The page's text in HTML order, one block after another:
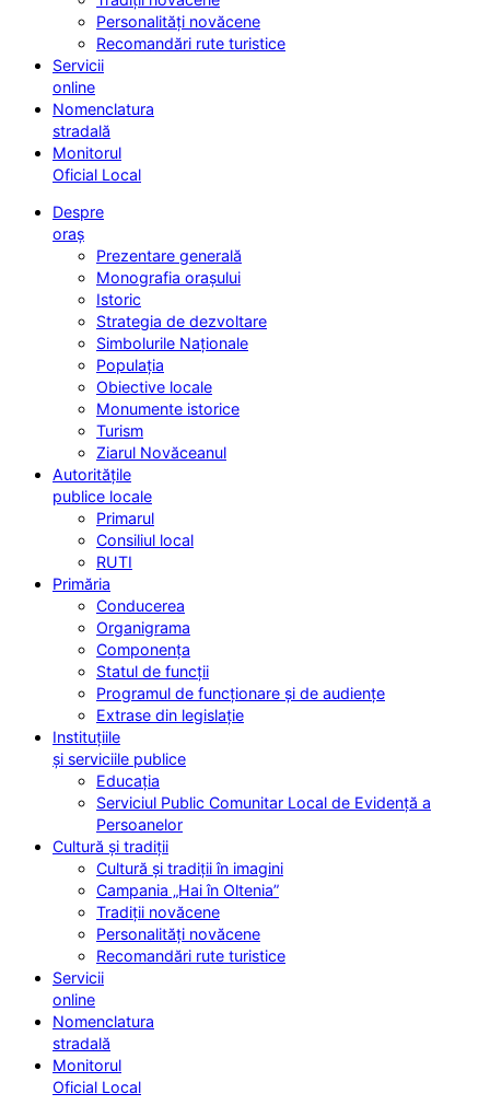
Personalități novăcene
Recomandări rute turistice
Servicii
online
Nomenclatura
stradală
Monitorul
Oficial Local
Despre
oraș
Prezentare generală
Monografia orașului
Istoric
Strategia de dezvoltare
Simbolurile Naționale
Populația
Obiective locale
Monumente istorice
Turism
Ziarul Novăceanul
Autoritățile
publice locale
Primarul
Consiliul local
RUTI
Primăria
Conducerea
Organigrama
Componența
Statul de funcții
Programul de funcționare și de audiențe
Extrase din legislație
Instituțiile
și serviciile publice
Educația
Serviciul Public Comunitar Local de Evidență a
Persoanelor
Cultură și tradiții
Cultură și tradiții în imagini
Campania „Hai în Oltenia”
Tradiții novăcene
Personalități novăcene
Recomandări rute turistice
Servicii
online
Nomenclatura
stradală
Monitorul
Oficial Local